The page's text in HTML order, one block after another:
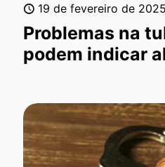
19 de fevereiro de 2025
Problemas na
podem indicar